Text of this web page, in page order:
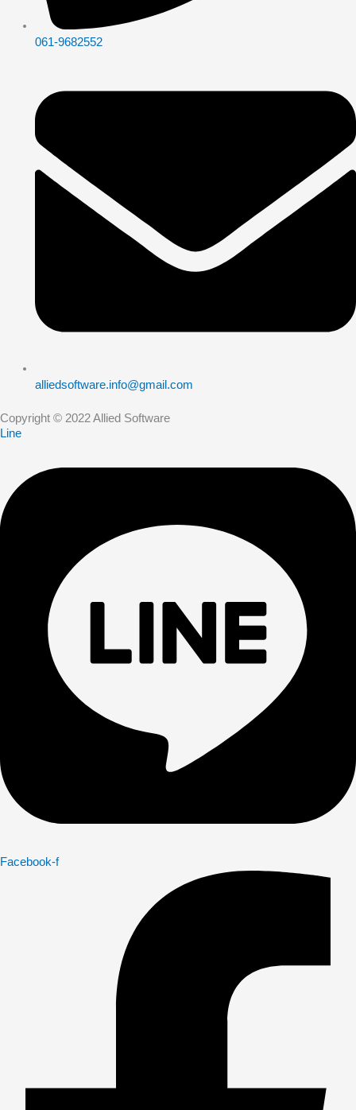
061-9682552
alliedsoftware.info@gmail.com
Copyright © 2022 Allied Software
Line
Facebook-f